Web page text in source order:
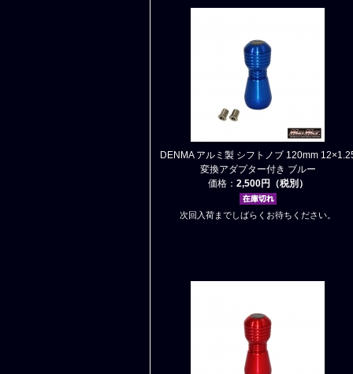
DENMA アルミ製 シフトノブ 120mm
変換アダプター付き ブルー
価格： 2,500円（税別）
次回入荷までしばらくお待ちください。